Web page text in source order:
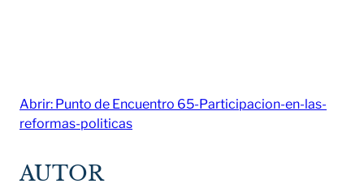
Abrir: Punto de Encuentro 65-Participacion-en-las-
reformas-politicas
AUTOR